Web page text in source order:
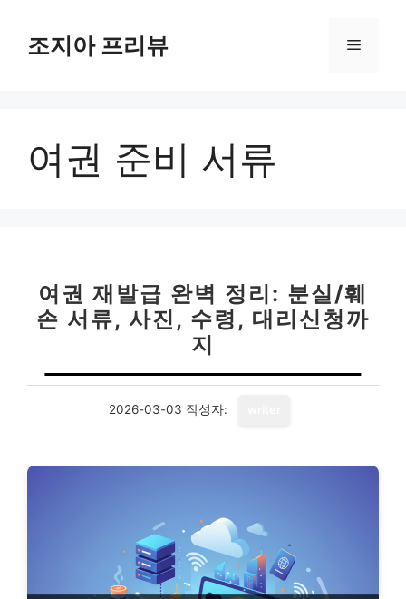
조지아 프리뷰 메
여권 준비 서류
여권 재발급 완벽 정리: 분실/훼
손 서류, 사진, 수령, 대리신청까
지
2026-03-03 작성자: